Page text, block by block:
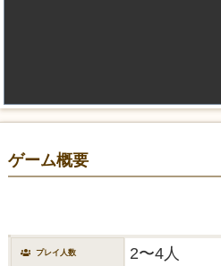
ゲーム概要
プレイ人数 2〜4人